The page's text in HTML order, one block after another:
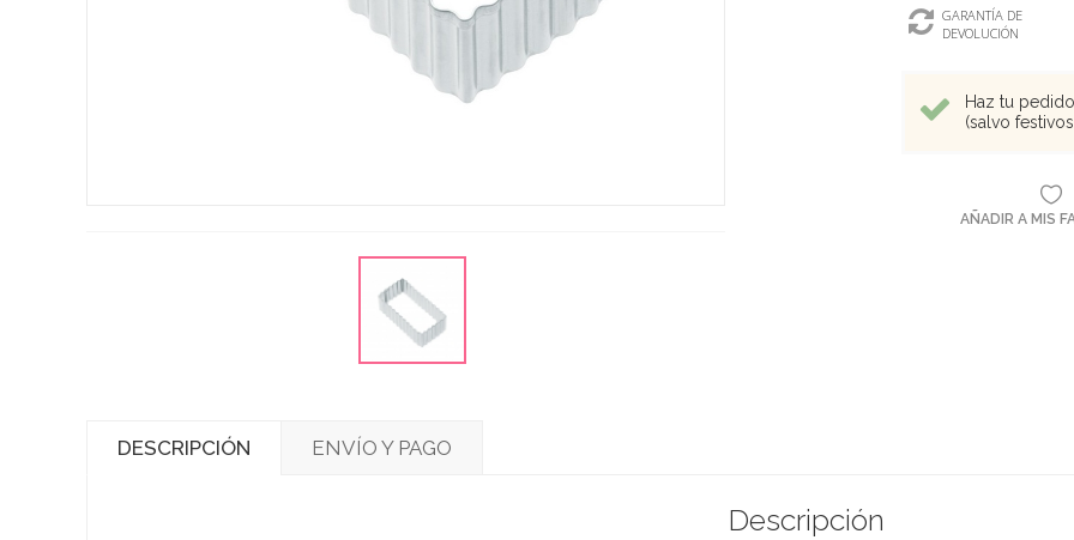
GARANTÍA DE
DEVOLUCIÓN
Haz tu
(salvo
AÑADIR A MIS
DESCRIPCIÓN ENVÍO Y PAGO
Descripción